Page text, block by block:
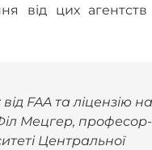
від цих
FAA та ліцензію на
Мецгер, професор-
Центральної